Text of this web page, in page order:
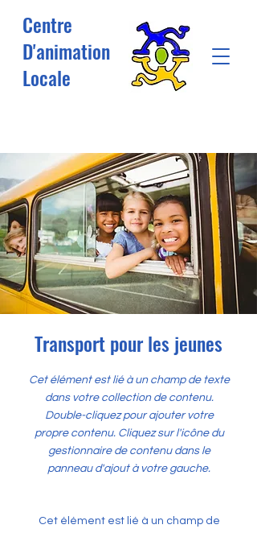
Centre
D'animation
Locale
Transport pour les jeunes
Cet élément est lié à un champ de texte
dans votre collection de contenu.
Double-cliquez pour ajouter votre
propre contenu. Cliquez sur l'icône du
gestionnaire de contenu dans le
panneau d'ajout à votre gauche.
Cet élément est lié à un champ de